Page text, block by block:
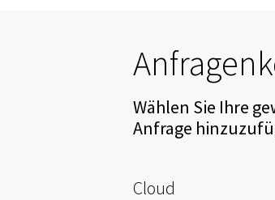
Wählen Sie Ihre
Anfrage
Cloud